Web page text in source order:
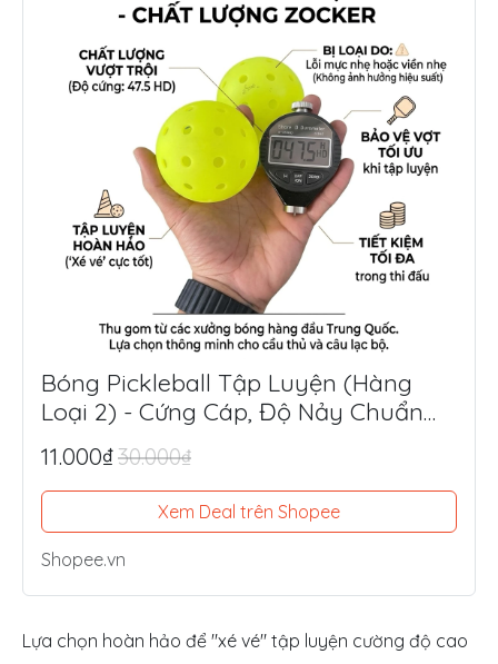
Bóng Pickleball Tập Luyện (Hàng
Loại 2) - Cứng Cáp, Độ Nảy Chuẩn
Thi Đấu, Siêu Tiết Kiệm
11.000₫30.000₫
Xem Deal trên Shopee
Shopee.vn
Lựa chọn hoàn hảo để "xé vé" tập luyện cường độ cao